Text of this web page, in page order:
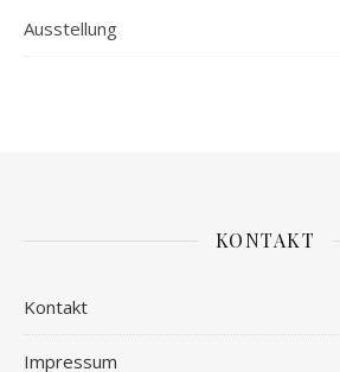
Ausstellung
KONTAKT
Kontakt
Impressum